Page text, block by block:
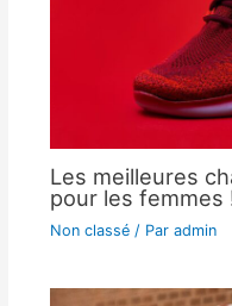
Les meilleures
pour les femmes
Non classé/ Par admin